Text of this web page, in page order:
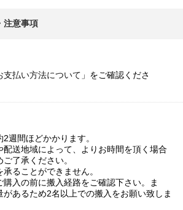
注意事項
支払い方法について 」をご確認くださ
週間ほどかかります。
配送地域によって、よりお時間を頂く場合
了承ください。
ることができません。
入の前に搬入経路をご確認下さい。ま
があるため2名以上での搬入をお願い致しま